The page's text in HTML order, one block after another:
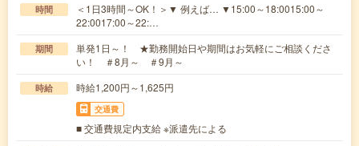
時間
＜1日3時間～OK！＞▼ 例えば… ▼15:00～18:0015:00～
22:0017:00～22:…
期間
単発1日～！ ★勤務開始日や期間はお気軽にご相談くださ
い！ ＃8月～ ＃9月～
時給 時給1,200円～1,625円
交通費
■ 交通費規定内支給 ※派遣先による